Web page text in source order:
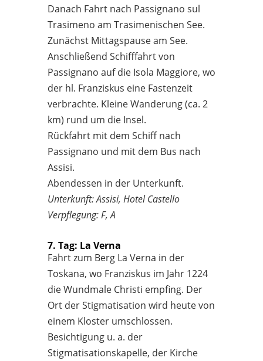
Danach Fahrt nach Passignano sul
Trasimeno am Trasimenischen See.
Zunächst Mittagspause am See.
Anschließend Schifffahrt von
Passignano auf die Isola Maggiore, wo
der hl. Franziskus eine Fastenzeit
verbrachte. Kleine Wanderung (ca. 2
km) rund um die Insel.
Rückfahrt mit dem Schiff nach
Passignano und mit dem Bus nach
Assisi.
Abendessen in der Unterkunft.
Unterkunft: Assisi, Hotel Castello
Verpflegung: F, A
7. Tag: La Verna
Fahrt zum Berg La Verna in der
Toskana, wo Franziskus im Jahr 1224
die Wundmale Christi empfing. Der
Ort der Stigmatisation wird heute von
einem Kloster umschlossen.
Besichtigung u. a. der
Stigmatisationskapelle, der Kirche